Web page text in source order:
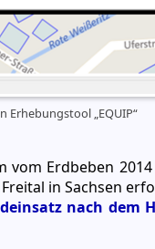
„EQUIP“
Erdbeben
in Sachsen
nach dem